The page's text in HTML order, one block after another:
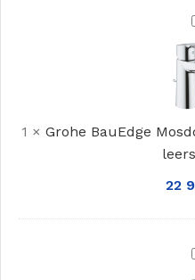
1 × Grohe BauEdge
22